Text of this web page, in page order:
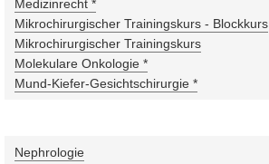
Medizinrecht *
Mikrochirurgischer Trainingskurs - Blockkurs
Mikrochirurgischer Trainingskurs
Molekulare Onkologie *
Mund-Kiefer-Gesichtschirurgie *
Nephrologie